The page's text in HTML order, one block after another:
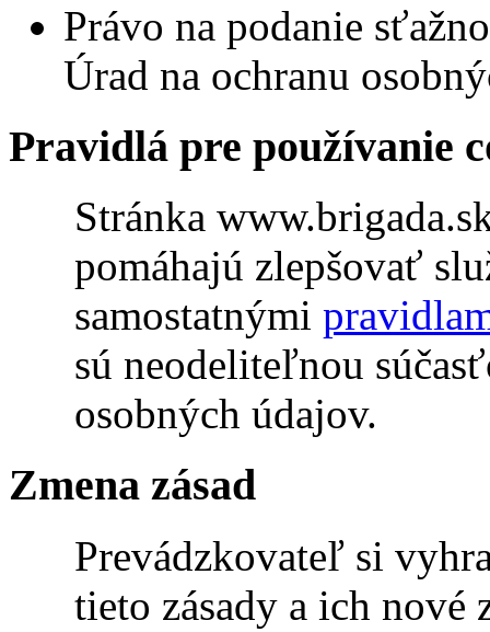
Právo na podanie
Úrad na ochranu
Pravidlá pre používanie
Stránka
pomáhajú zlepšovať
samostatnými
sú neodeliteľnou
osobných údajov.
Zmena zásad
Prevádzkovateľ si
tieto zásady a ich